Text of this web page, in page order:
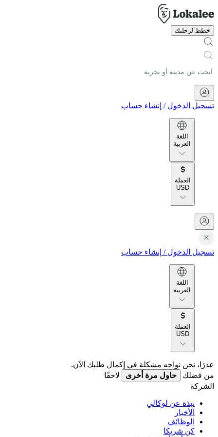
خطط لرحلتك
تسجيل الدخول / إنشاء حساب
اللغة
العربية
العملة
USD
تسجيل الدخول / إنشاء حساب
اللغة
العربية
العملة
USD
عذرًا، نحن نواجه مشكلة في إكمال طلبك الآن.
من فضلك
حاول مرة أخرى
لاحقًا
الشركة
نبذة عن لوكالي
الأخبار
الوظائف
كن شريكا